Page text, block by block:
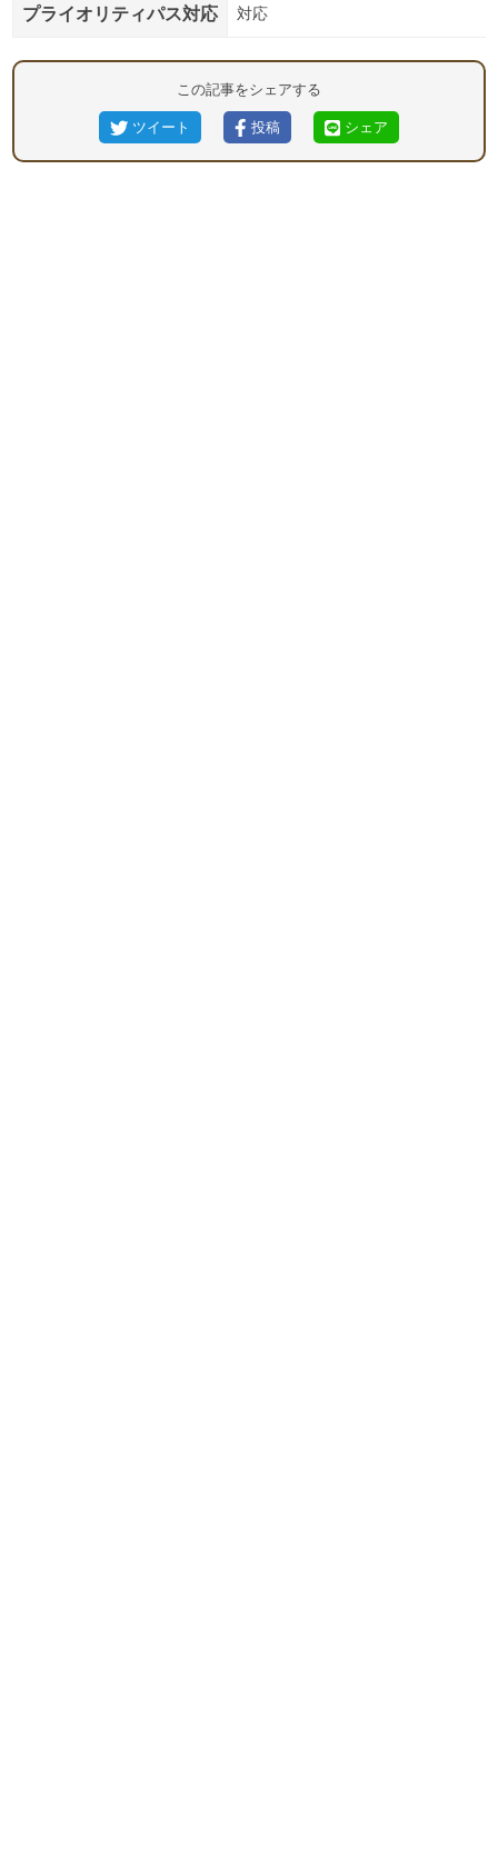
プライオリティパス対応 対応
この記事をシェアする
ツイート 投稿 シェア